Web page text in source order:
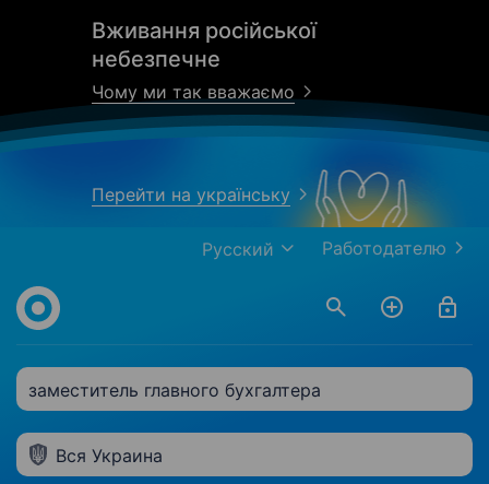
Вживання російської
небезпечне
Чому ми так вважаємо
Перейти на українську
Работодателю
Русский
заместитель главного бухгалтера
Вся Украина